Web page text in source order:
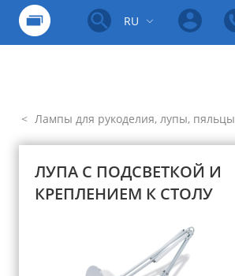
RU
Лампы для рукоделия, лупы, пяльцы
ЛУПА С ПОДСВЕТКОЙ И
КРЕПЛЕНИЕМ К СТОЛУ